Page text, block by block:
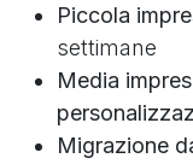
Piccola
settimane
Media
Migrazione